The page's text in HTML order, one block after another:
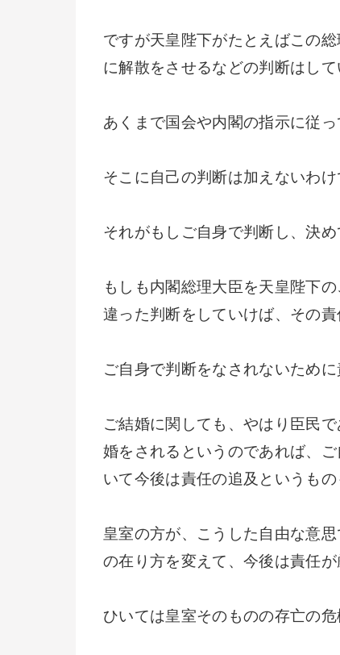
ですが天皇陛下がたとえばこの
に解散をさせるなどの判断はし
あくまで国会や内閣の指示に従
そこに自己の判断は加えないわけ
それがもしご自身で判断し、決
もしも内閣総理大臣を天皇陛下
違った判断をしていけば、その
ご自身で判断をなされないため
ご結婚に関しても、やはり臣民
婚をされるというのであれば、
いて今後は責任の追及というも
皇室の方が、こうした自由な意
の在り方を変えて、今後は責任
ひいては皇室そのものの存亡の